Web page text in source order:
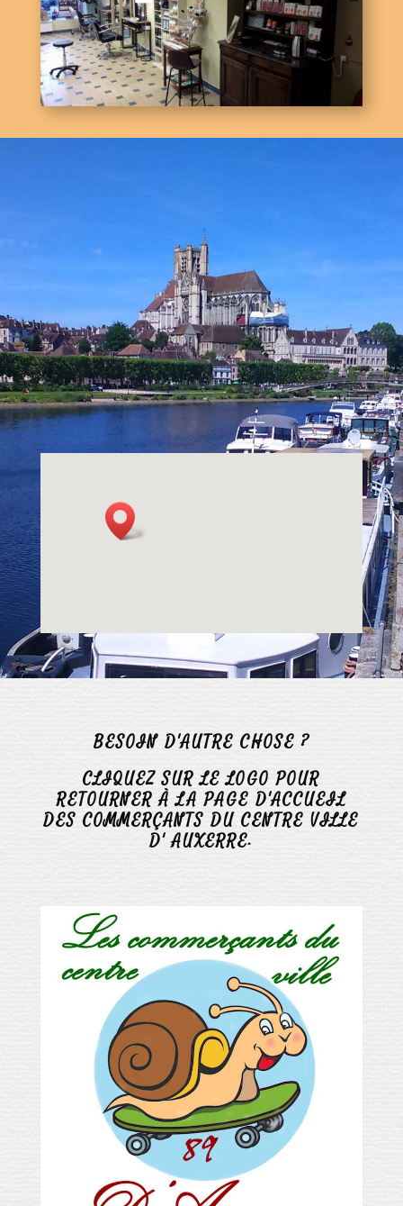
BESOIN D'AUTRE CHOSE ?
CLIQUEZ SUR LE LOGO POUR
RETOURNER À LA PAGE D'ACCUEIL
DES COMMERÇANTS DU CENTRE VILLE
D' AUXERRE.